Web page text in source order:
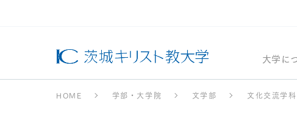
大学に
HOME 学部・大学院 文学部 文化交流学科